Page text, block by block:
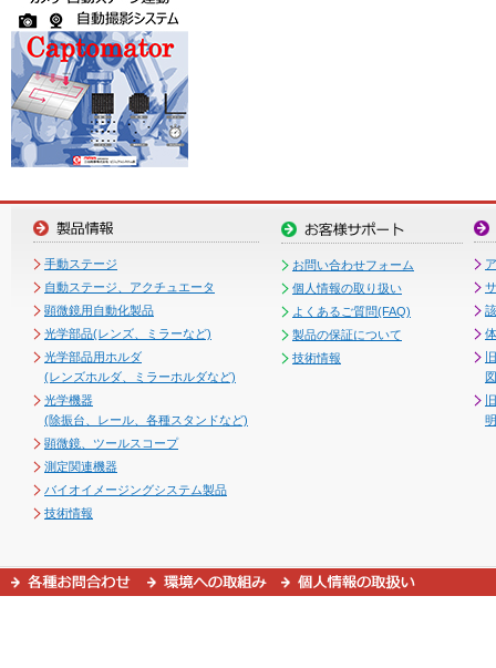
手動ステージ
自動ステージ、アクチュエータ
顕微鏡用自動化製品
光学部品(レンズ、ミラーなど)
光学部品用ホルダ
(レンズホルダ、ミラーホルダなど)
光学機器
(除振台、レール、各種スタンドなど)
顕微鏡、ツールスコープ
測定関連機器
バイオイメージングシステム製品
技術情報
お問い合わせフォーム
個人情報の取り扱い
よくあるご質問(FAQ)
製品の保証について
技術情報